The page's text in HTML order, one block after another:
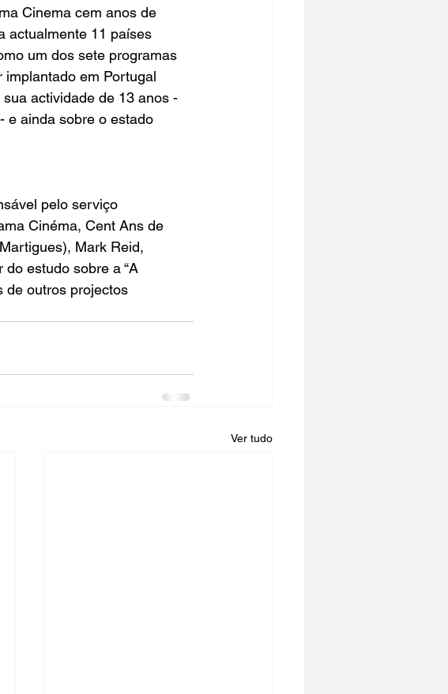
Cinema cem anos de
actualmente 11 países
um dos sete programas
em Portugal
actividade de 13 anos -
e ainda sobre o estado
pelo serviço
Cinéma, Cent Ans de
Mark Reid,
estudo sobre a “A
de outros projectos
Ver tudo